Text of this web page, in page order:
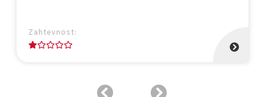
Zahtevnost: